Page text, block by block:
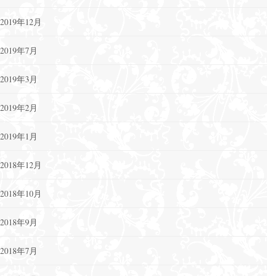
2019年12月
2019年7月
2019年3月
2019年2月
2019年1月
2018年12月
2018年10月
2018年9月
2018年7月